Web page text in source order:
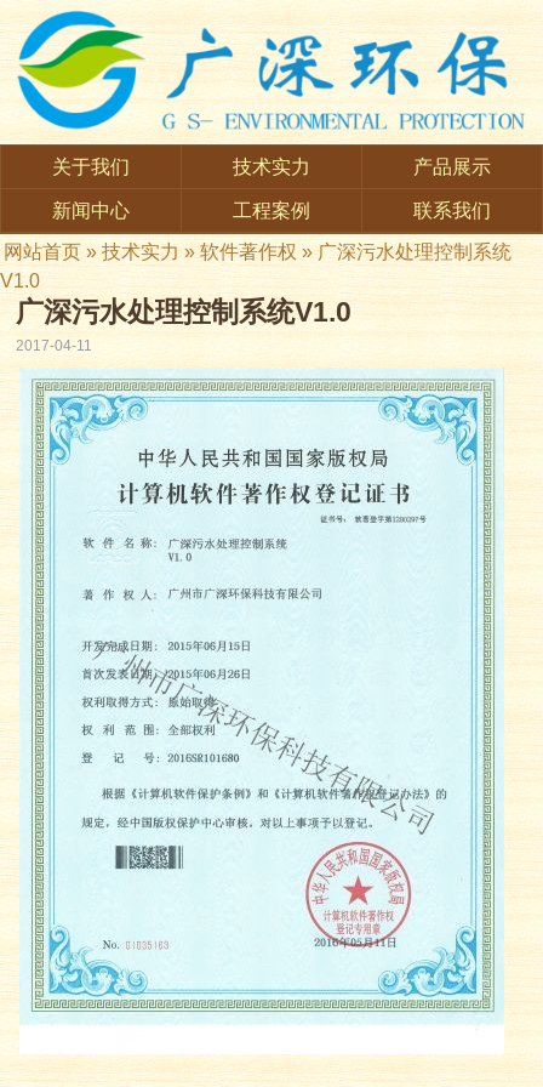
关于我们 技术实力 产品展示
新闻中心 工程案例
联系我们
网站首页 » 技术实力 » 软件著作权 » 广深污水处理控制系统
V1.0
广深污水处理控制系统V1.0
2017-04-11